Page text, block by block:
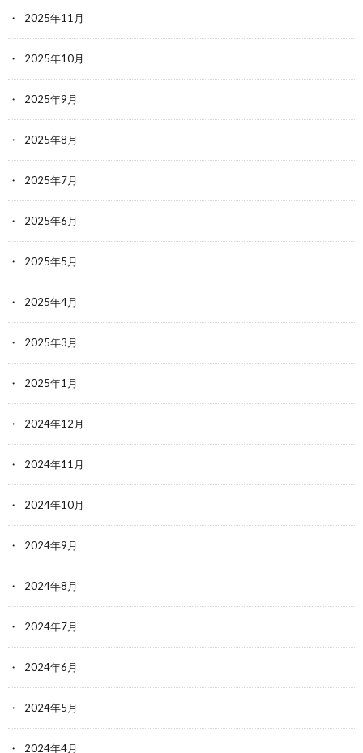
2025年11月
2025年10月
2025年9月
2025年8月
2025年7月
2025年6月
2025年5月
2025年4月
2025年3月
2025年1月
2024年12月
2024年11月
2024年10月
2024年9月
2024年8月
2024年7月
2024年6月
2024年5月
2024年4月